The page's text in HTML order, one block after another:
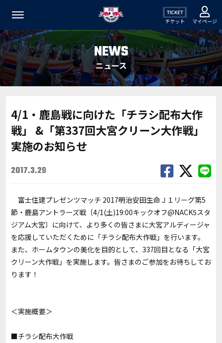
チケット マイページ
NEWS
ニュース
4/1・鹿島戦に向けた「チラシ配布大作
戦」 &「第337回大宮クリーン大作戦」
実施のお知らせ
2017.3.29
富士住建プレゼンツマッチ 2017明治安田生命Ｊ１リーグ第5
節・鹿島アントラーズ戦〔4/1(土)19:00キックオフ@NACK5スタ
ジアム大宮〕に向けて、より多くの皆さまに大宮アルディージャ
を応援していただくために「チラシ配布大作戦」を行います。
また、ホームタウンの美化を目的として、337回目となる「大宮
クリーン大作戦」を実施します。皆さまのご参加をお待ちしてお
ります！
＜実施概要＞
■チラシ配布大作戦